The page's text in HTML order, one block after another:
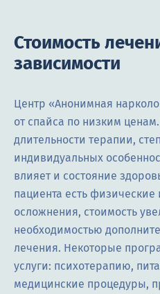
Стоимость
зависимости
Центр «Анонимная
от спайса по низким
длительности терапии,
индивидуальных
влияет и состояние
пациента есть
осложнения, стоимость
необходимостью
лечения. Некоторые
услуги: психотерапию,
медицинские процедуры,